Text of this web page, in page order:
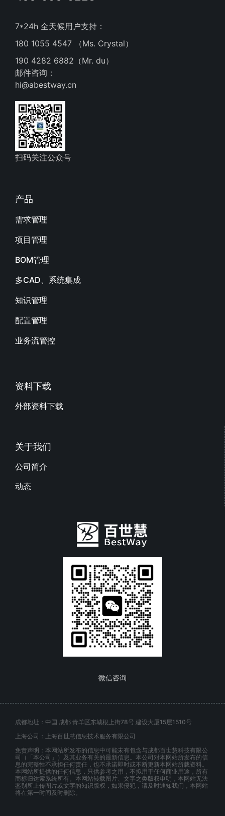
7*24h 全天候用户支持：
180 1055 4547 （Ms. Crystal）
190 4282 6882（Mr. du）
邮件咨询：
hi@abestway.cn
扫码关注公众号
产品
需求管理
项目管理
BOM管理
多CAD、系统集成
知识管理
配置管理
业务流管控
资料下载
外部资料下载
关于我们
公司简介
动态
微信咨询
成都地址：中国 成都 青羊区东城根上街78号 建设大厦15层1510号
上海公司：上海百世慧信息技术服务有限公司
免责声明：本网站所发布的信息中可能未有包含与成都百世慧科技有限公
司（「本公司」）及其业务有关的最新信息。本公司对本网站所发布的信
息的完整性不承担任何责任，也不承诺即时或不断更新本网站所载资料。
本网站所提供的任何信息，只供参考之用，不拟用于任何商业用途，所有
商标归达索系统所有。本网站转载图片、文字之类版权申明，本网站无法
鉴别所上传图片或文字的知识版权，如果侵犯，请及时通知我们，本网站
将在第一时间及时删除。